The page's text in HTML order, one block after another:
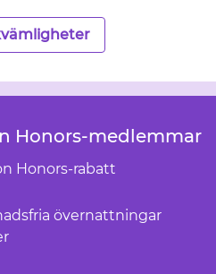
Honors-medlemmar
Honors-rabatt
övernattningar